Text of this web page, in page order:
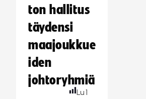
ton hallitus
täydensi
maajoukkue
iden
johtoryhmiä
Lu1